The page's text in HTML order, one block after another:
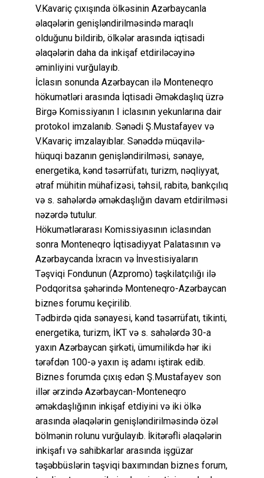
V.Kavariç çıxışında ölkəsinin Azərbaycanla
əlaqələrin genişləndirilməsində maraqlı
olduğunu bildirib, ölkələr arasında iqtisadi
əlaqələrin daha da inkişaf etdiriləcəyinə
əminliyini vurğulayıb.
İclasın sonunda Azərbaycan ilə Monteneqro
hökumətləri arasında İqtisadi Əməkdaşlıq üzrə
Birgə Komissiyanın I iclasının yekunlarına dair
protokol imzalanıb. Sənədi Ş.Mustafayev və
V.Kavariç imzalayıblar. Sənəddə müqavilə-
hüquqi bazanın genişləndirilməsi, sənaye,
energetika, kənd təsərrüfatı, turizm, nəqliyyat,
ətraf mühitin mühafizəsi, təhsil, rabitə, bankçılıq
və s. sahələrdə əməkdaşlığın davam etdirilməsi
nəzərdə tutulur.
Hökumətlərarası Komissiyasının iclasından
sonra Monteneqro İqtisadiyyat Palatasının və
Azərbaycanda İxracın və İnvestisiyaların
Təşviqi Fondunun (Azpromo) təşkilatçılığı ilə
Podqoritsa şəhərində Monteneqro-Azərbaycan
biznes forumu keçirilib.
Tədbirdə qida sənayesi, kənd təsərrüfatı, tikinti,
energetika, turizm, İKT və s. sahələrdə 30-a
yaxın Azərbaycan şirkəti, ümumilikdə hər iki
tərəfdən 100-ə yaxın iş adamı iştirak edib.
Biznes forumda çıxış edən Ş.Mustafayev son
illər ərzində Azərbaycan-Monteneqro
əməkdaşlığının inkişaf etdiyini və iki ölkə
arasında əlaqələrin genişləndirilməsində özəl
bölmənin rolunu vurğulayıb. İkitərəfli əlaqələrin
inkişafı və sahibkarlar arasında işgüzar
təşəbbüslərin təşviqi baxımından biznes forum,